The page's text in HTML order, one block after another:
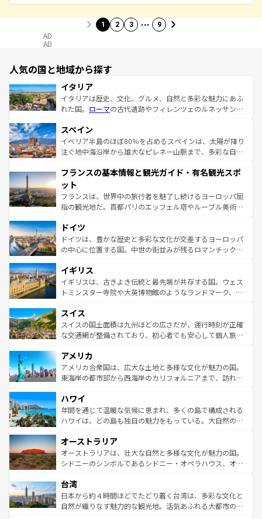
1 2 3 … 9
AD
AD
人気の国と地域から探す
イタリア
イタリアは歴史、文化、グルメ、自然と多彩な魅力にあふ
れた国。 ローマの古代遺跡やフィレンツェのルネッサンス
ろん、トスカーナの美しい田園風景やアマルフィ海岸の絶
景など、自然景観も見逃せない。観光の合間には、本場の
ピザやパスタなど、絶品のイタリア料理を堪能することも
ませてくれるイタリアで、忘れられない旅をしてみよう！
なお、新着のイタリア情報は
しい。
スペイン
イベリア半島のほぼ80％を占めるスペインは、太陽が降り
注ぐ地中海沿岸から雄大なピレネー山脈まで、多彩な自然
文化が根付くこの国では、情熱的なフラメンコ、熱気あふ
れる闘牛、そして美味しいタパスが生活の一部となってい
る。首都マドリードの洗練された雰囲気や、バルセロナの
アートに溢れた街角から、地方では古代ローマ遺跡や中世
せる。地方によって風土や気候が異なるスペインはその個
性で訪れる人を魅了する。 なお、新着のスペイン情報は コ
ンテンツ一覧を参照してほしい。
フランスの基本情報と観光ガイド・有名観光スポ
ット
フランスは、世界中の旅行者を魅了し続けるヨーロッパ屈
指の観光地だ。首都パリのエッフェル塔やルーブル美術館
で、幅広い魅力が詰まっている。華麗な宮殿、歴史的な大
聖堂、美しいビーチ、そして豊かな自然が、訪れる者を心
から魅了する。また、フランスは美食の国としても知ら
いる。シャンパンの発祥地であるランス、プロヴァンスの
香り高いラベンダー畑など、多彩な楽しみ方が可能だ。さ
らに、パリ以外の地域にも魅力が溢れており、どの街角に
れる地方に足を運ぶとそれぞれで全く異なる文化を体験で
きるだろう。 なお、新着のフランス情報はコンテンツ一覧
を参照してほしい。
ドイツ
ドイツは、豊かな歴史と多彩な文化が交差するヨーロッパ
の中心に位置する国。中世の街並みが残るロマンチック街
顔を持つこの国は、どこを歩いても飽きることがない。ベ
ルリンの文化的活気、バイエルン州のアルプスの絶景、そ
してライン川沿いのワイン畑といった風景は必見。ビール
は、お酒好きな人にはぜひ体験してほしい。 なお、新着の
ドイツ情報はコンテンツ一覧を参照してほしい。
イギリス
イギリスは、古きよき伝統と最先端が共存する国。ウェス
トミンスター寺院や大英博物館のようなランドマーク、歴
リアごとに異なる魅力がある。また、優雅なアフタヌーン
ティー、ビール好きにはたまらない英国パブ、サッカー観
戦など、本場だからこそできる体験も豊富。イギリスを旅
ンツ一覧を参照してほしい。
スイス
スイスの国土面積は九州ほどの広さだが、運行時刻が正確
な交通網が整備されており、初心者でも安心して個人旅行
の建物がそのまま残る町や、スイスならではのユニークな
博物館もあり、アルプス観光だけでなく町歩きも満喫する
ことができる。国民の所得が高いため物価も高いが、旅行
ば市内交通費無料で観光を楽しむこともできる。 なお、新
着のスイス情報はコンテンツ一覧 を参照してほしい。
アメリカ
アメリカ合衆国は、広大な土地と多様な文化が魅力の国。
東海岸の都市部から西海岸のカリフォルニアまで、訪れる
のような巨大都市は、観光、ショッピング、エンターテイ
ンメントが詰まった刺激的なスポットだ。一方、アメリカ
西部には大自然が広がり、グランドキャニオンやイエロー
部のニューオーリンズでは、音楽と美食が融合した独特の
文化が魅力。旅行者はアメリカの各地域で異なる魅力を楽
しみながら、その多様性と豊かな歴史を感じることができ
ならではの贅沢な旅のスタイルだ。 なお、新着のアメリカ
情報はコンテンツ一覧を参照してほしい。
ハワイ
年間を通じて温暖な気候に恵まれ、多くの島で構成される
ハワイは、どの島も独自の魅力をもっている。大自然の神
ワイ島は見逃せない。また、定番の観光地といえばオアフ
島だが、静かな自然を求めるならマウイ島やカウアイ島が
おすすめ。エメラルドグリーンに輝く海をはじめ、豊かな
れるおもてなしの心で訪れる人々を迎えてくれるハワイの
人々、おいしいローカルフードやハワイアンミュージッ
ク、伝統的なフラダンスなど、すべてがハワイの魅力を彩
オーストラリア
オーストラリアは、壮大な自然と多様な文化が魅力の国。
シドニーのシンボルであるシドニー・オペラハウス、オー
リアリーフや大陸中央部にそびえるウルル（エアーズロッ
ク）、タスマニアの美しい原生林やケアンズの熱帯雨林な
ど、見どころがたくさん。また、カフェやワイン、オージ
台湾
日本から約４時間ほどでたどり着く台湾は、多彩な文化と
自然が織りなす魅力的な観光地。活気あふれる大都市の台